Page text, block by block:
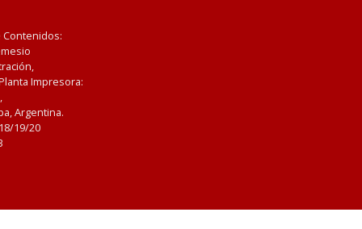
Impresora:
Argentina.
19/20